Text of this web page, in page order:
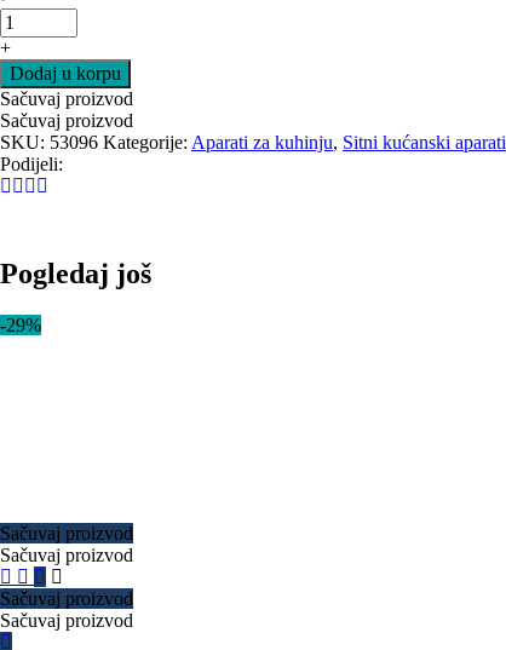
+
Dodaj u korpu
Sačuvaj proizvod
Sačuvaj proizvod
SKU: 53096 Kategorije: Aparati za kuhinju, Sitni kućanski aparati
Podijeli:
Pogledaj još
-29%
Sačuvaj proizvod
Sačuvaj proizvod
Sačuvaj proizvod
Sačuvaj proizvod